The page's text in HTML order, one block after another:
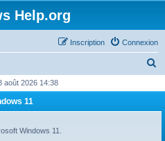
Help.org
Connexion
Inscription
h
août 2026 14:38
11
Windows 11.